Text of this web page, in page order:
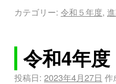
カテゴリー: 令和５年度,
令和4年
投稿日: 2023年4月27日 作